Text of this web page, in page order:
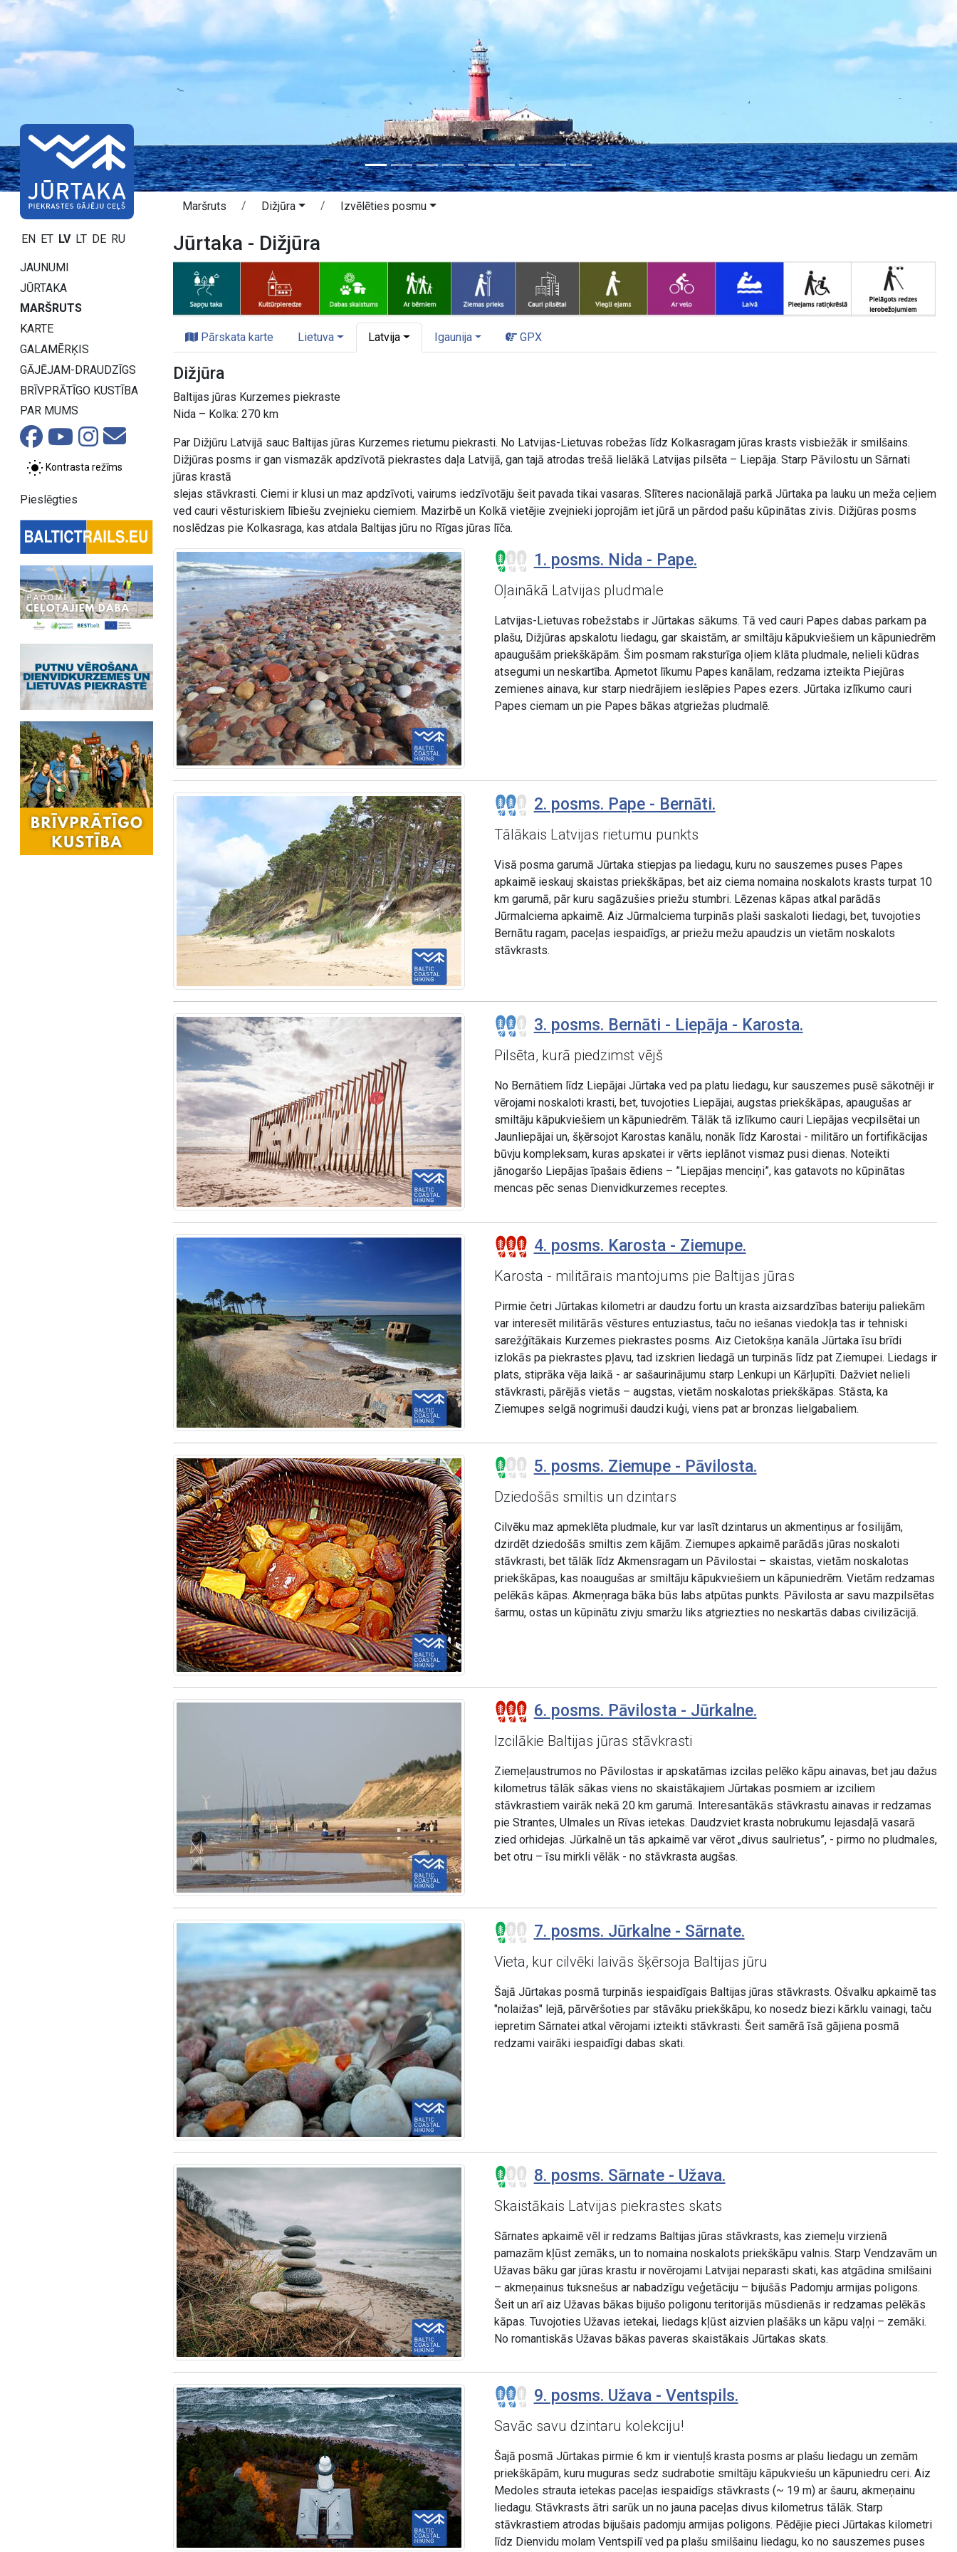
EN ET LV LT DE RU
JAUNUMI
JŪRTAKA
MARŠRUTS
KARTE
GALAMĒRĶIS
GĀJĒJAM-DRAUDZĪGS
BRĪVPRĀTĪGO KUSTĪBA
PAR MUMS
Kontrasta režīms
Pieslēgties
Maršruts Dižjūra Izvēlēties posmu
Jūrtaka - Dižjūra
Pārskata karte Lietuva Latvija Igaunija GPX
Dižjūra
Baltijas jūras Kurzemes piekraste
Nida – Kolka: 270 km
Par Dižjūru Latvijā sauc Baltijas jūras Kurzemes rietumu piekrasti. No Latvijas-Lietuvas robežas līdz Kolkasragam jūras krasts visbiežāk ir smilšains.
Dižjūras posms ir gan vismazāk apdzīvotā piekrastes daļa Latvijā, gan tajā atrodas trešā lielākā Latvijas pilsēta – Liepāja. Starp Pāvilostu un Sārnati
jūras krastā
slejas stāvkrasti. Ciemi ir klusi un maz apdzīvoti, vairums iedzīvotāju šeit pavada tikai vasaras. Slīteres nacionālajā parkā Jūrtaka pa lauku un meža ceļiem
ved cauri vēsturiskiem lībiešu zvejnieku ciemiem. Mazirbē un Kolkā vietējie zvejnieki joprojām iet jūrā un pārdod pašu kūpinātas zivis. Dižjūras posms
noslēdzas pie Kolkasraga, kas atdala Baltijas jūru no Rīgas jūras līča.
1. posms. Nida - Pape.
Oļainākā Latvijas pludmale
Latvijas-Lietuvas robežstabs ir Jūrtakas sākums. Tā ved cauri Papes dabas parkam pa
plašu, Dižjūras apskalotu liedagu, gar skaistām, ar smiltāju kāpukviešiem un kāpuniedrēm
apaugušām priekškāpām. Šim posmam raksturīga oļiem klāta pludmale, nelieli kūdras
atsegumi un neskartība. Apmetot līkumu Papes kanālam, redzama izteikta Piejūras
zemienes ainava, kur starp niedrājiem ieslēpies Papes ezers. Jūrtaka izlīkumo cauri
Papes ciemam un pie Papes bākas atgriežas pludmalē.
2. posms. Pape - Bernāti.
Tālākais Latvijas rietumu punkts
Visā posma garumā Jūrtaka stiepjas pa liedagu, kuru no sauszemes puses Papes
apkaimē ieskauj skaistas priekškāpas, bet aiz ciema nomaina noskalots krasts turpat 10
km garumā, pār kuru sagāzušies priežu stumbri. Lēzenas kāpas atkal parādās
Jūrmalciema apkaimē. Aiz Jūrmalciema turpinās plaši saskaloti liedagi, bet, tuvojoties
Bernātu ragam, paceļas iespaidīgs, ar priežu mežu apaudzis un vietām noskalots
stāvkrasts.
3. posms. Bernāti - Liepāja - Karosta.
Pilsēta, kurā piedzimst vējš
No Bernātiem līdz Liepājai Jūrtaka ved pa platu liedagu, kur sauszemes pusē sākotnēji ir
vērojami noskaloti krasti, bet, tuvojoties Liepājai, augstas priekškāpas, apaugušas ar
smiltāju kāpukviešiem un kāpuniedrēm. Tālāk tā izlīkumo cauri Liepājas vecpilsētai un
Jaunliepājai un, šķērsojot Karostas kanālu, nonāk līdz Karostai - militāro un fortifikācijas
būvju kompleksam, kuras apskatei ir vērts ieplānot vismaz pusi dienas. Noteikti
jānogaršo Liepājas īpašais ēdiens – ”Liepājas menciņi”, kas gatavots no kūpinātas
mencas pēc senas Dienvidkurzemes receptes.
4. posms. Karosta - Ziemupe.
Karosta - militārais mantojums pie Baltijas jūras
Pirmie četri Jūrtakas kilometri ar daudzu fortu un krasta aizsardzības bateriju paliekām
var interesēt militārās vēstures entuziastus, taču no iešanas viedokļa tas ir tehniski
sarežģītākais Kurzemes piekrastes posms. Aiz Cietokšņa kanāla Jūrtaka īsu brīdi
izlokās pa piekrastes pļavu, tad izskrien liedagā un turpinās līdz pat Ziemupei. Liedags ir
plats, stiprāka vēja laikā - ar sašaurinājumu starp Lenkupi un Kārļupīti. Dažviet nelieli
stāvkrasti, pārējās vietās – augstas, vietām noskalotas priekškāpas. Stāsta, ka
Ziemupes selgā nogrimuši daudzi kuģi, viens pat ar bronzas lielgabaliem.
5. posms. Ziemupe - Pāvilosta.
Dziedošās smiltis un dzintars
Cilvēku maz apmeklēta pludmale, kur var lasīt dzintarus un akmentiņus ar fosilijām,
dzirdēt dziedošās smiltis zem kājām. Ziemupes apkaimē parādās jūras noskaloti
stāvkrasti, bet tālāk līdz Akmensragam un Pāvilostai – skaistas, vietām noskalotas
priekškāpas, kas noaugušas ar smiltāju kāpukviešiem un kāpuniedrēm. Vietām redzamas
pelēkās kāpas. Akmeņraga bāka būs labs atpūtas punkts. Pāvilosta ar savu mazpilsētas
šarmu, ostas un kūpinātu zivju smaržu liks atgriezties no neskartās dabas civilizācijā.
6. posms. Pāvilosta - Jūrkalne.
Izcilākie Baltijas jūras stāvkrasti
Ziemeļaustrumos no Pāvilostas ir apskatāmas izcilas pelēko kāpu ainavas, bet jau dažus
kilometrus tālāk sākas viens no skaistākajiem Jūrtakas posmiem ar izciliem
stāvkrastiem vairāk nekā 20 km garumā. Interesantākās stāvkrastu ainavas ir redzamas
pie Strantes, Ulmales un Rīvas ietekas. Daudzviet krasta nobrukumu lejasdaļā vasarā
zied orhidejas. Jūrkalnē un tās apkaimē var vērot „divus saulrietus”, - pirmo no pludmales,
bet otru – īsu mirkli vēlāk - no stāvkrasta augšas.
7. posms. Jūrkalne - Sārnate.
Vieta, kur cilvēki laivās šķērsoja Baltijas jūru
Šajā Jūrtakas posmā turpinās iespaidīgais Baltijas jūras stāvkrasts. Ošvalku apkaimē tas
"nolaižas" lejā, pārvēršoties par stāvāku priekškāpu, ko nosedz biezi kārklu vainagi, taču
iepretim Sārnatei atkal vērojami izteikti stāvkrasti. Šeit samērā īsā gājiena posmā
redzami vairāki iespaidīgi dabas skati.
8. posms. Sārnate - Užava.
Skaistākais Latvijas piekrastes skats
Sārnates apkaimē vēl ir redzams Baltijas jūras stāvkrasts, kas ziemeļu virzienā
pamazām kļūst zemāks, un to nomaina noskalots priekškāpu valnis. Starp Vendzavām un
Užavas bāku gar jūras krastu ir novērojami Latvijai neparasti skati, kas atgādina smilšaini
– akmeņainus tuksnešus ar nabadzīgu veģetāciju – bijušās Padomju armijas poligons.
Šeit un arī aiz Užavas bākas bijušo poligonu teritorijās mūsdienās ir redzamas pelēkās
kāpas. Tuvojoties Užavas ietekai, liedags kļūst aizvien plašāks un kāpu vaļņi – zemāki.
No romantiskās Užavas bākas paveras skaistākais Jūrtakas skats.
9. posms. Užava - Ventspils.
Savāc savu dzintaru kolekciju!
Šajā posmā Jūrtakas pirmie 6 km ir vientuļš krasta posms ar plašu liedagu un zemām
priekškāpām, kuru muguras sedz sudrabotie smiltāju kāpukviešu un kāpuniedru ceri. Aiz
Medoles strauta ietekas paceļas iespaidīgs stāvkrasts (~ 19 m) ar šauru, akmeņainu
liedagu. Stāvkrasts ātri sarūk un no jauna paceļas divus kilometrus tālāk. Starp
stāvkrastiem atrodas bijušais padomju armijas poligons. Pēdējie pieci Jūrtakas kilometri
līdz Dienvidu molam Ventspilī ved pa plašu smilšainu liedagu, ko no sauszemes puses